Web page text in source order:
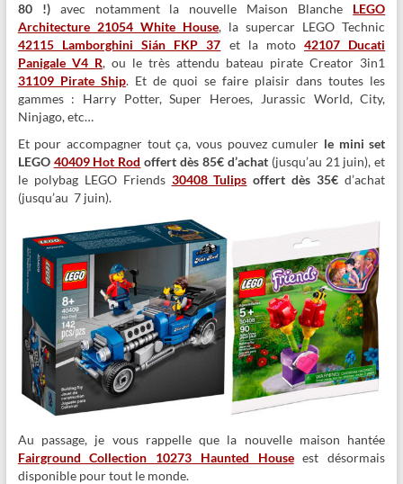
80 !) avec notamment la nouvelle Maison Blanche LEGO
Architecture 21054 White House, la supercar LEGO Technic
42115 Lamborghini Sián FKP 37 et la moto42107 Ducati
Panigale V4 R, ou le très attendu bateau pirate Creator 3in1
31109 Pirate Ship. Et de quoi se faire plaisir dans toutes les
gammes : Harry Potter, Super Heroes, Jurassic World, City,
Ninjago, etc…
Et pour accompagner tout ça, vous pouvez cumuler le mini set
LEGO 40409 Hot Rod offert dès 85€ d’achat(jusqu’au 21 juin), et
le polybag LEGO Friends 30408 Tulips offert dès 35€ d’achat
(jusqu’au 7 juin).
Au passage, je vous rappelle que la nouvelle maison hantée
Fairground Collection 10273 Haunted Houseest désormais
disponible pour tout le monde.